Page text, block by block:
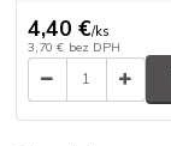
4,40 €/ks
3,70 € bez DPH